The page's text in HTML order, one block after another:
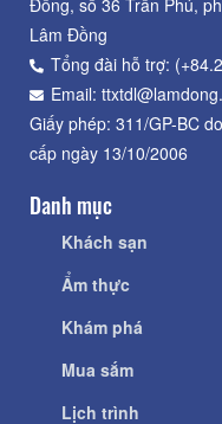
Lâm Đồng
Tổng đài hỗ trợ:
Email:
Giấy phép: 311/GP-BC
cấp ngày 13/10/2006
Danh mục
Khách sạn
Ẩm thực
Khám phá
Mua sắm
Lịch trình